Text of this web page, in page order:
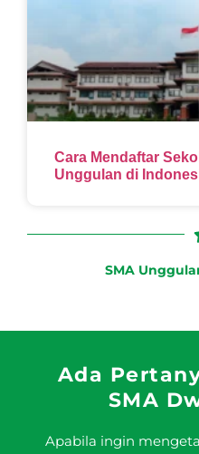
Cara Mendaftar
Unggulan di
SMA
Ada
SMA
Apabila ingin